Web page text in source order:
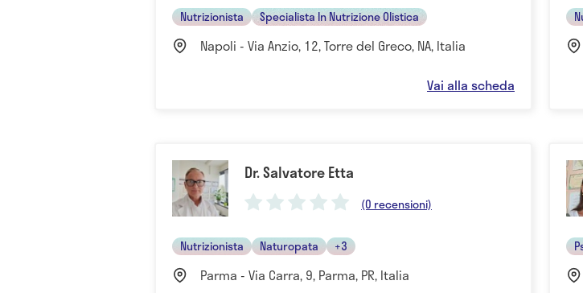
Nutrizionista Specialista In Nutrizione Olistica
Napoli - Via Anzio, 12, Torre del Greco, NA, Italia
Vai alla scheda
Dr. Salvatore Etta
(0 recensioni)
Nutrizionista Naturopata +3
Parma - Via Carra, 9, Parma, PR, Italia